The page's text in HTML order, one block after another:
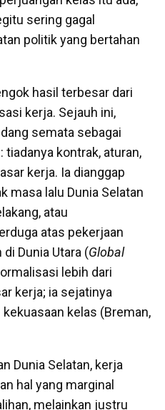
sering gagal
politik yang bertahan
hasil terbesar dari
kerja. Sejauh ini,
semata sebagai
tiadanya kontrak, aturan,
kerja. Ia dianggap
masa lalu Dunia Selatan
atau
atas pekerjaan
Dunia Utara (Global
lebih dari
kerja; ia sejatinya
kelas (Breman,
Dunia Selatan, kerja
hal yang marginal
melainkan justru